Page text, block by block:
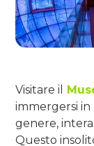
Visitare il
immergersi in
genere,
Questo